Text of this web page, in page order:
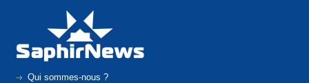
Qui sommes-nous ?